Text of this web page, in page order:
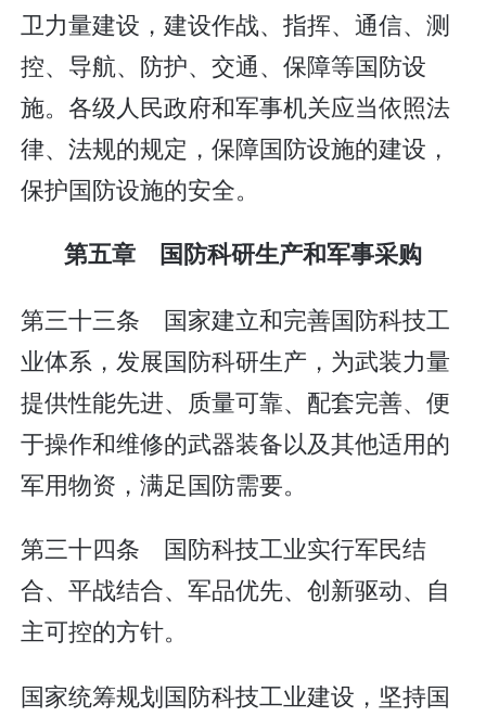
卫力量建设，建设作战、指挥、通信、测
控、导航、防护、交通、保障等国防设
施。各级人民政府和军事机关应当依照法
律、法规的规定，保障国防设施的建设，
保护国防设施的安全。
第五章 国防科研生产和军事采购
第三十三条 国家建立和完善国防科技工
业体系，发展国防科研生产，为武装力量
提供性能先进、质量可靠、配套完善、便
于操作和维修的武器装备以及其他适用的
军用物资，满足国防需要。
第三十四条 国防科技工业实行军民结
合、平战结合、军品优先、创新驱动、自
主可控的方针。
国家统筹规划国防科技工业建设，坚持国